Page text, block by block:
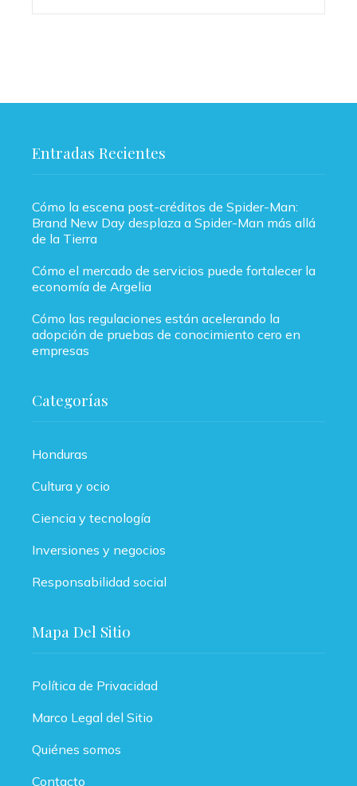
Entradas Recientes
Cómo la escena post-créditos de Spider-Man:
Brand New Day desplaza a Spider-Man más allá
de la Tierra
Cómo el mercado de servicios puede fortalecer la
economía de Argelia
Cómo las regulaciones están acelerando la
adopción de pruebas de conocimiento cero en
empresas
Categorías
Honduras
Cultura y ocio
Ciencia y tecnología
Inversiones y negocios
Responsabilidad social
Mapa Del Sitio
Política de Privacidad
Marco Legal del Sitio
Quiénes somos
Contacto